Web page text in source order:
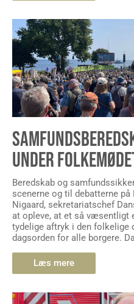
UNDER
Beredskab og
scenerne og til debatterne
Nigaard, sekretariatschef
at opleve, at et så væsentligt
tydelige aftryk i den folkelige
dagsorden for alle borgere.
Læs mere